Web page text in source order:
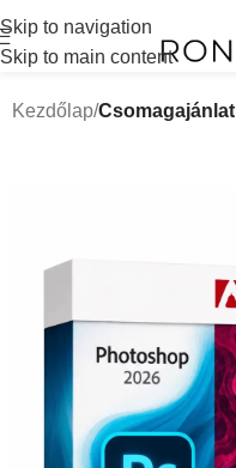
Skip to navigation
Skip to main content
Kezdőlap Csomagajánlat